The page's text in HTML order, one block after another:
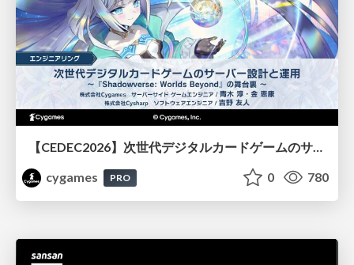
【CEDEC2026】次世代デジタルカードゲームのサーバー設計と運用 〜『Shadowverse: Worlds Beyond』の舞台裏～
cygames
PRO 0 780